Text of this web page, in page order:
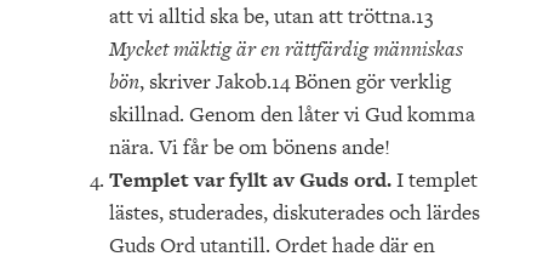
att vi alltid ska be, utan att tröttna.13
Mycket mäktig är en rättfärdig människas
bön, skriver Jakob.14 Bönen gör verklig
skillnad. Genom den låter vi Gud komma
nära. Vi får be om bönens ande!
Templet var fyllt av Guds ord.I templet
lästes, studerades, diskuterades och lärdes
Guds Ord utantill. Ordet hade där en